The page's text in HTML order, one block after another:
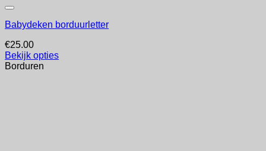
Babydeken borduurletter
€25.00
Bekijk opties
Borduren